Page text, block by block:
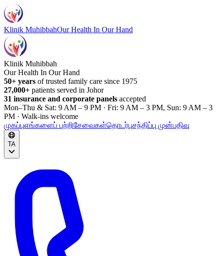
Klinik MuhibbahOur Health In Our Hand
Klinik Muhibbah
Our Health In Our Hand
50+ years of trusted family care since 1975
27,000+ patients served in Johor
31 insurance and corporate panels accepted
Mon–Thu & Sat: 9 AM – 9 PM · Fri: 9 AM – 3 PM, Sun: 9 AM – 3
PM · Walk-ins welcome
முகப்புஎங்களைப் பற்றிசேவைகள்தொடர்புசந்திப்பு முன்பதிவு
TA